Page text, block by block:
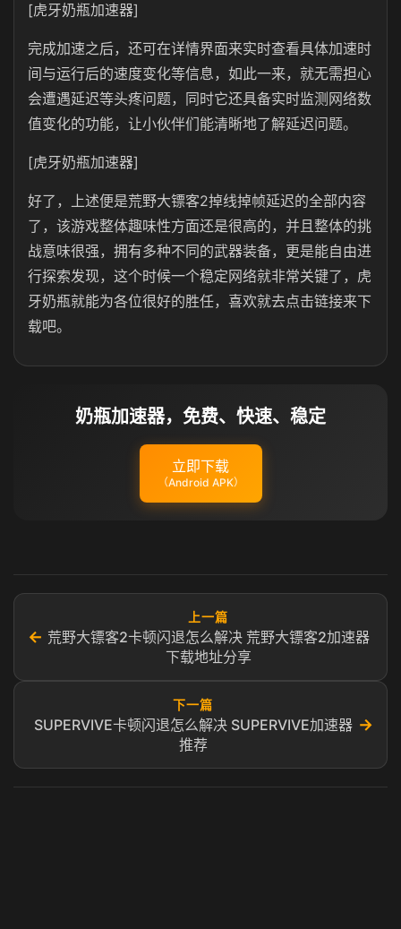
[虎牙奶瓶加速器]
完成加速之后，还可在详情界面来实时查看具体加速时
间与运行后的速度变化等信息，如此一来，就无需担心
会遭遇延迟等头疼问题，同时它还具备实时监测网络数
值变化的功能，让小伙伴们能清晰地了解延迟问题。
[虎牙奶瓶加速器]
好了，上述便是荒野大镖客2掉线掉帧延迟的全部内容
了，该游戏整体趣味性方面还是很高的，并且整体的挑
战意味很强，拥有多种不同的武器装备，更是能自由进
行探索发现，这个时候一个稳定网络就非常关键了，虎
牙奶瓶就能为各位很好的胜任，喜欢就去点击链接来下
载吧。
奶瓶加速器，免费、快速、稳定
立即下载
（Android APK）
←
上一篇
荒野大镖客2卡顿闪退怎么解决 荒野大镖客2加速器
下载地址分享
下一篇
SUPERVIVE卡顿闪退怎么解决 SUPERVIVE加速器
推荐
→